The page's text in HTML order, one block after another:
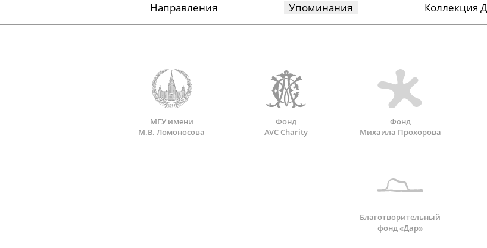
Направления Упоминания Коллекция
МГУ имени
М.В. Ломоносова
Фонд
AVC Charity
Фонд
Михаила Прохорова
Благотворительный
фонд «Дар»